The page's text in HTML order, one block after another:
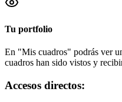
Tu portfolio
En "Mis cuadros" podrás ver
cuadros han sido vistos y
Accesos directos: